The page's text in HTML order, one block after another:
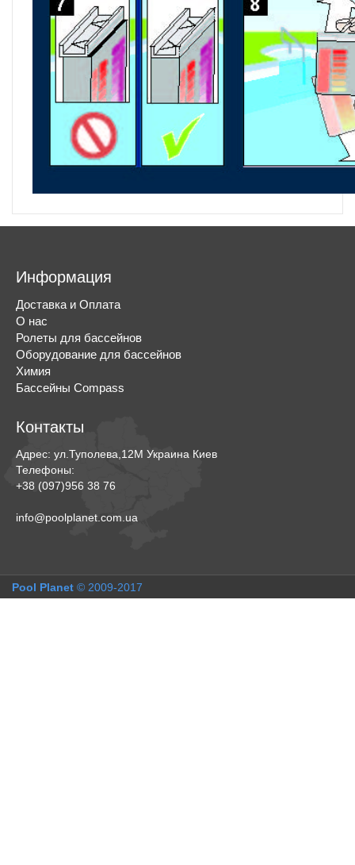
Информация
Доставка и Оплата
О нас
Ролеты для бассейнов
Оборудование для бассейнов
Химия
Бассейны Compass
Контакты
Адрес: ул.Туполева,12М Украина Киев
Телефоны:
+38 (097)956 38 76
info@poolplanet.com.ua
Pool Planet © 2009-2017